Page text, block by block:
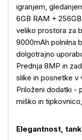
igranjem,
6GB RAM +
veliko prostora za
9000mAh polnilna
dolgotrajno
Prednja 8MP in
slike in posnetke v
Priloženi dodatki -
miško in
Elegantnost,